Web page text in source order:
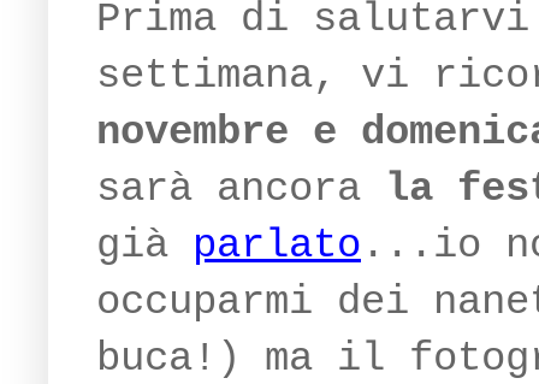
Prima di
settimana, vi
novembre e
sarà ancora la
già parlato ...io
occuparmi dei
buca!) ma il